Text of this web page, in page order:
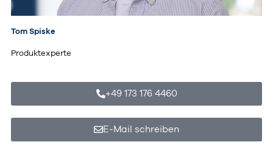
Tom Spiske
Produktexperte
+49 173 176 4460
E-Mail schreiben